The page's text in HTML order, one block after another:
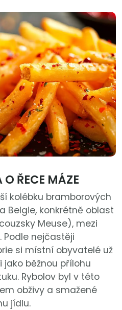
O ŘECE MÁZE
kolébku bramborových
Belgie, konkrétně oblast
Meuse), mezi
Podle nejčastěji
si místní obyvatelé už
jako běžnou přílohu
Rybolov byl v této
obživy a smažené
jídlu.